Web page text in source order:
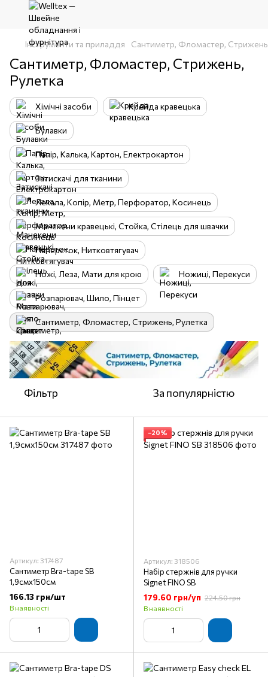
Інструменти та приладдя Сантиметр, Фломастер,
Сантиметр, Фломастер, Стрижень,
Рулетка
Хімічні засоби Крейда кравецька
Булавки
Папір, Калька, Картон, Електрокартон
Затискачі для тканини
Лекала, Копір, Метр, Перфоратор, Косинець
Манекени кравецькі, Стойка, Стілець для швачки
Наперсток, Нитковтягувач
Ножі, Леза, Мати для крою Ножиці, Перекуси
Розпарювач, Шило, Пінцет
Сантиметр, Фломастер, Стрижень, Рулетка
Фільтр За популярністю
Артикул: 317487
Сантиметр Bra-tape SB
1,9смх150см
166.13 грн/шт
В наявності
−20%
Артикул: 318506
Набір стержнів для ручки
Signet FINO SB
179.60 грн/уп 224.50 грн
В наявності